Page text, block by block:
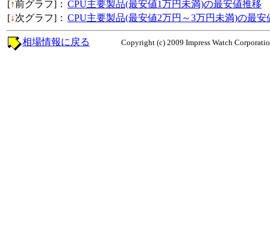
[↑前グラフ]： CPU主要製品(最安値1万円未満)の最安値推移
[↓次グラフ]： CPU主要製品(最安値2万円～3万円未満)の最安
Copyright (c) 2009 Impress Watch
相場情報に戻る